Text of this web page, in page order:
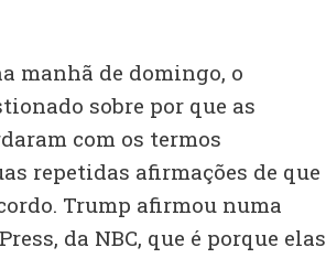
manhã de domingo, o
sobre por que as
com os termos
repetidas afirmações de que
Trump afirmou numa
da NBC, que é porque elas